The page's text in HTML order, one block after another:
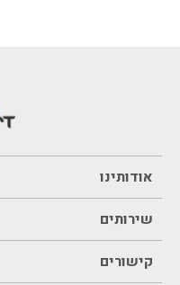
אודותינו
שירותים
קישורים